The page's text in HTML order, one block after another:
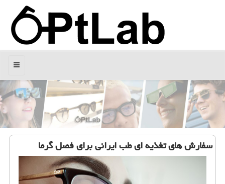
منو
سفارش های تغذیه ای طب ایرانی برای فصل گرما